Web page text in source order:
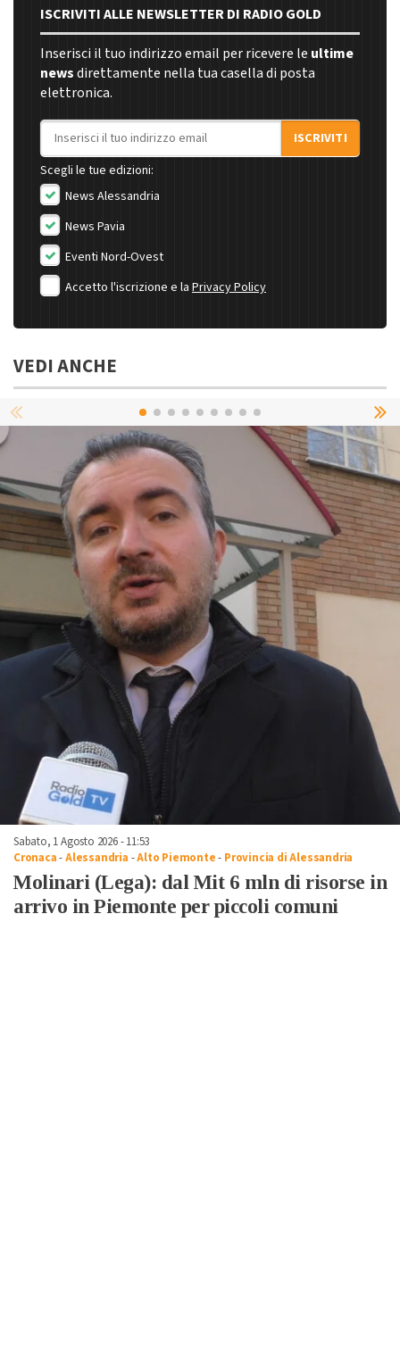
ISCRIVITI ALLE NEWSLETTER DI RADIO GOLD
Inserisci il tuo indirizzo email per ricevere le ultime
newsdirettamente nella tua casella di posta
elettronica.
Indirizzo email
ISCRIVITI
Scegli le tue edizioni:
News Alessandria
News Pavia
Eventi Nord-Ovest
Accetto l'iscrizione e la Privacy Policy
VEDI ANCHE
Sabato, 1 Agosto 2026 - 11:53
Cronaca-Alessandria -Alto Piemonte- Provincia di Alessandria
Molinari (Lega): dal Mit 6 mln di risorse in
arrivo in Piemonte per piccoli comuni